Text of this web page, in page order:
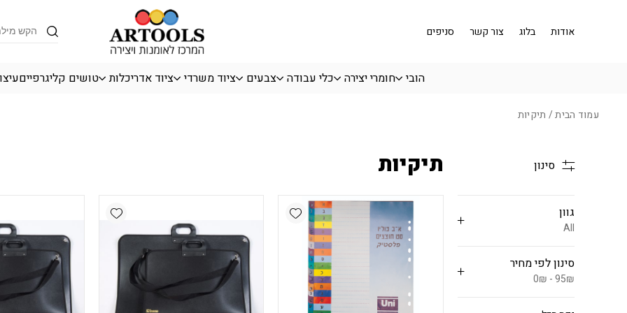
Products
search
אודות
בלוג צור קשר סניפים
הובי חומרי יצירה כלי עבודה צבעים ציוד משרדי ציוד אדריכלות טושים קליגרפיים
עמוד הבית/ תיקיות
תיקיות סינון
גוון
All
סינון לפי מחיר
0₪ - 95₪
Add wishlist
Add wishlist